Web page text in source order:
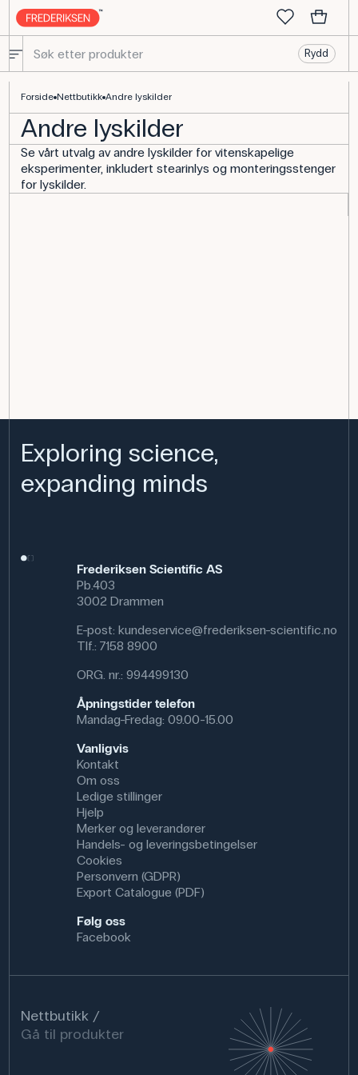
Rydd
Forside Nettbutikk Andre lyskilder
Andre lyskilder
Se vårt utvalg av andre lyskilder for vitenskapelige
eksperimenter, inkludert stearinlys og monteringsstenger
for lyskilder.
Exploring science,
expanding minds
Frederiksen Scientific AS
Pb.403
3002 Drammen
E-post: kundeservice@frederiksen-scientific.no
Tlf.: 7158 8900
ORG. nr.: 994499130
Åpningstider telefon
Mandag-Fredag: 09.00-15.00
Vanligvis
Kontakt
Om oss
Ledige stillinger
Hjelp
Merker og leverandører
Handels- og leveringsbetingelser
Cookies
Personvern (GDPR)
Export Catalogue (PDF)
Følg oss
Facebook
Nettbutikk
Gå til produkter